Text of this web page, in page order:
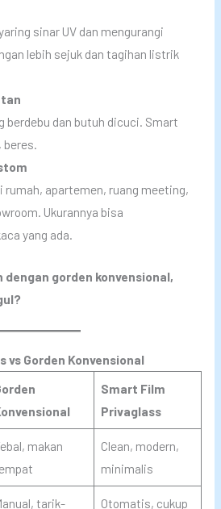
sinar UV dan mengurangi
lebih sejuk dan tagihan listrik
berdebu dan butuh dicuci. Smart
beres.
rumah, apartemen, ruang meeting,
Ukurannya bisa
yang ada.
dengan gorden konvensional,
vs Gorden Konvensional
Smart Film
Privaglass
makan
Clean, modern,
minimalis
tarik- Otomatis, cukup